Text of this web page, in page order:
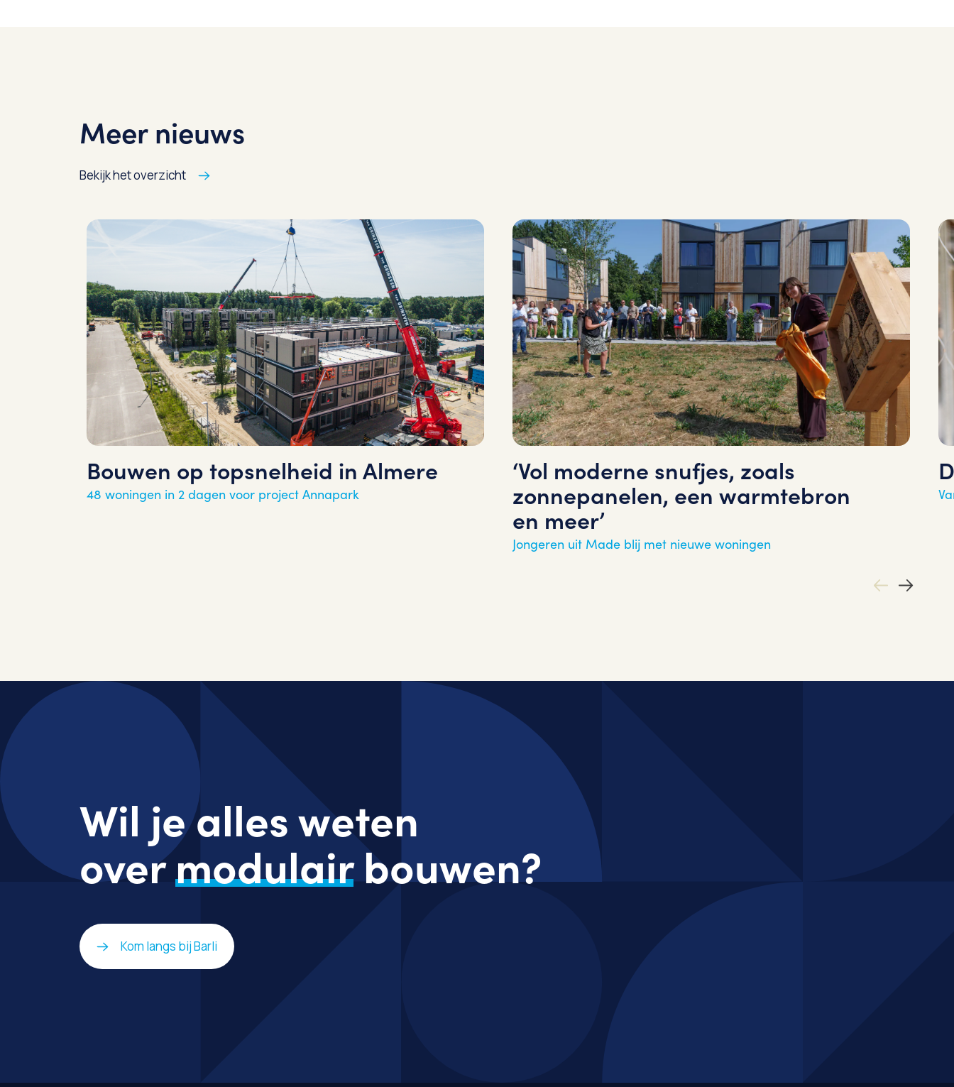
Meer nieuws
Bekijk het overzicht
Bouwen op topsnelheid in Almere
48 woningen in 2 dagen voor project Annapark
‘Vol moderne snufjes, zoals
zonnepanelen, een warmtebron
en meer’
Jongeren uit Made blij met nieuwe woningen
Wil je alles weten
overmodulairbouwen?
Kom langs bij Barli